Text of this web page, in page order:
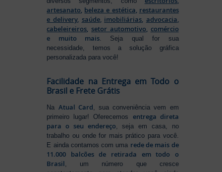
artesanato, beleza e estética, restaurantes
e delivery, saúde, imobiliárias, advocacia,
cabeleireiros, setor automotivo, comércio
e muito mais . Seja qual for sua
necessidade, temos a solução gráfica
personalizada para você!
Facilidade na Entrega em Todo o
Brasil e Frete Grátis
Na Atual Card , sua conveniência vem em
primeiro lugar! Oferecemos entrega direta
para o seu endereço , seja em casa, no
trabalho ou onde for mais prático para você.
E ainda contamos com uma rede de mais de
11.000 balcões de retirada em todo o
Brasil , um número que cresce